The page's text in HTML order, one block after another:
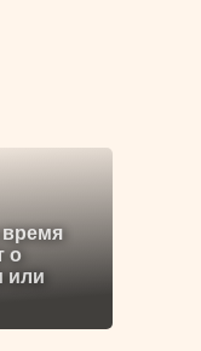
время
о
или